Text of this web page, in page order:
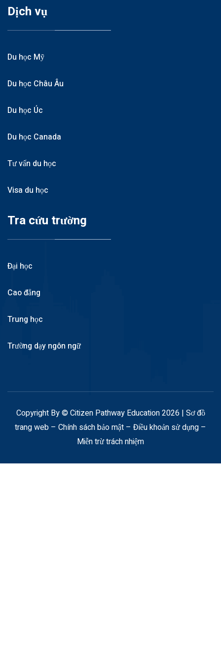
Dịch vụ
Du học Mỹ
Du học Châu Âu
Du học Úc
Du học Canada
Tư vấn du học
Visa du học
Tra cứu trường
Đại học
Cao đẳng
Trung học
Trường dạy ngôn ngữ
Copyright By © Citizen Pathway Education 2026 | Sơ đồ
trang web – Chính sách bảo mật – Điều khoản sử dụng –
Miễn trừ trách nhiệm